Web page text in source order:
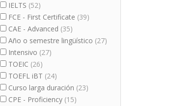
IELTS (52)
FCE - First Certificate (39)
CAE - Advanced (35)
Año o semestre lingüístico (27)
Intensivo (27)
TOEIC (26)
TOEFL iBT (24)
Curso larga duración (23)
CPE - Proficiency (15)